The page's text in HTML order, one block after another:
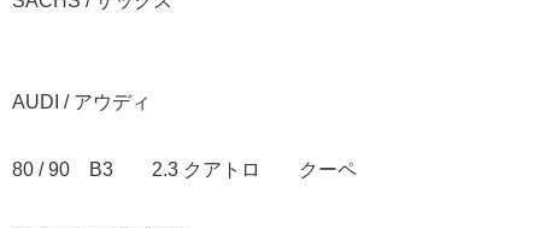
AUDI / アウディ
80 / 90 B3 2.3 クアトロ クーペ